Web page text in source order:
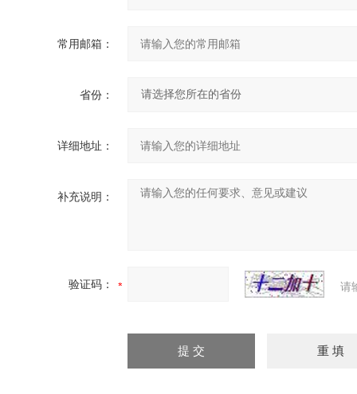
常用邮箱：
省份：
详细地址：
补充说明：
验证码： 请